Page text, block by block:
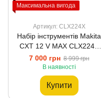
Максимальна вигода
Артикул: CLX224X
Набір інструментів Makita
CXT 12 V MAX CLX224X
(DF333, TD110D)
7 000 грн 8 999 грн
В наявності
Купити